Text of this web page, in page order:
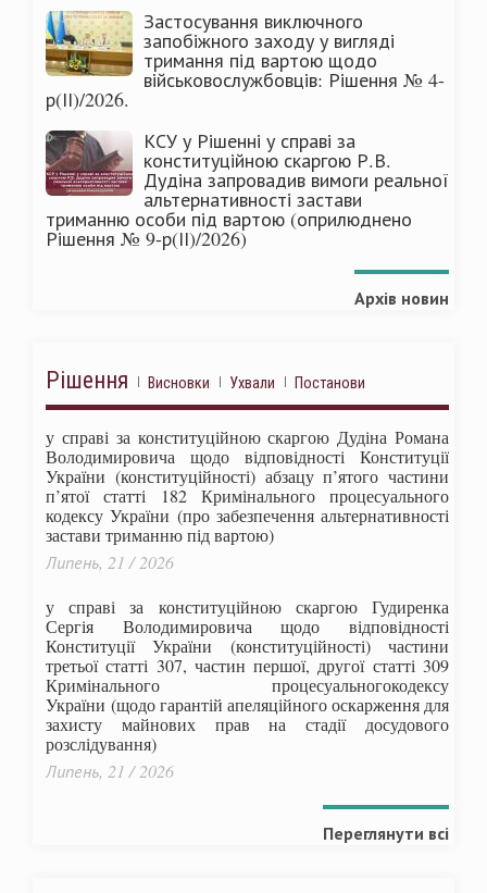
Застосування виключного
запобіжного заходу у вигляді
тримання під вартою щодо
військовослужбовців: Рішення № 4-
р(ІІ)/2026.
КСУ у Рішенні у справі за
конституційною скаргою Р.В.
Дудіна запровадив вимоги реальної
альтернативності застави
триманню особи під вартою (оприлюднено
Рішення № 9-р(ІІ)/2026)
Архів новин
Рішення Висновки Ухвали Постанови
у справі за конституційною скаргою Дудіна Романа
Володимировича щодо відповідності Конституції
України (конституційності) абзацу п’ятого частини
п’ятої статті 182 Кримінального процесуального
кодексу України (про забезпечення альтернативності
застави триманню під вартою)
Липень, 21 / 2026
у справі за конституційною скаргою Гудиренка
Сергія Володимировича щодо відповідності
Конституції України (конституційності) частини
третьої статті 307, частин першої, другої статті 309
Кримінального процесуальногокодексу
України (щодо гарантій апеляційного оскарження для
захисту майнових прав на стадії досудового
розслідування)
Липень, 21 / 2026
Переглянути всі